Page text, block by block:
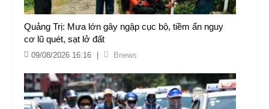
Quảng Trị: Mưa lớn gây ngập cục bộ, tiềm ẩn nguy
cơ lũ quét, sạt lở đất
09/08/2026 16:16 Bnews